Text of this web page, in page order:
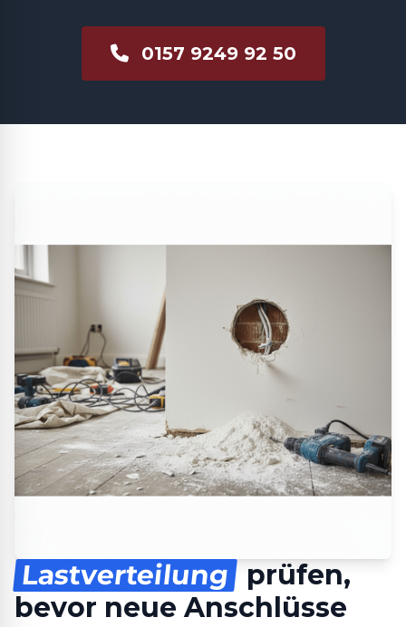
0157 9249 92 50
Lastverteilung
prüfen,
bevor neue Anschlüsse